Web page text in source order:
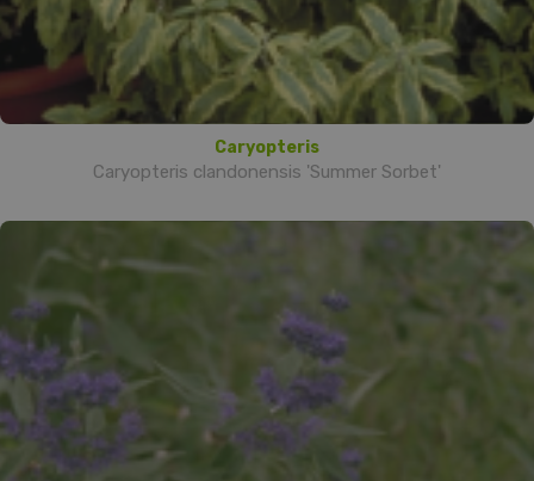
Caryopteris
Caryopteris clandonensis 'Summer Sorbet'